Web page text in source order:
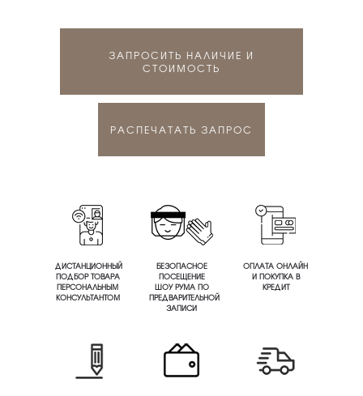
ЗАПРОСИТЬ НАЛИЧИЕ И
СТОИМОСТЬ
РАСПЕЧАТАТЬ ЗАПРОС
ДИСТАНЦИОННЫЙ
ПОДБОР ТОВАРА
ПЕРСОНАЛЬНЫМ
КОНСУЛЬТАНТОМ
БЕЗОПАСНОЕ
ПОСЕЩЕНИЕ
ШОУ РУМА ПО
ПРЕДВАРИТЕЛЬНОЙ
ЗАПИСИ
ОПЛАТА ОНЛАЙН
И ПОКУПКА В
КРЕДИТ